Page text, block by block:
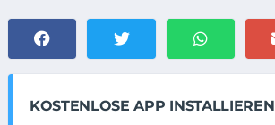
KOSTENLOSE APP INSTALLIEREN